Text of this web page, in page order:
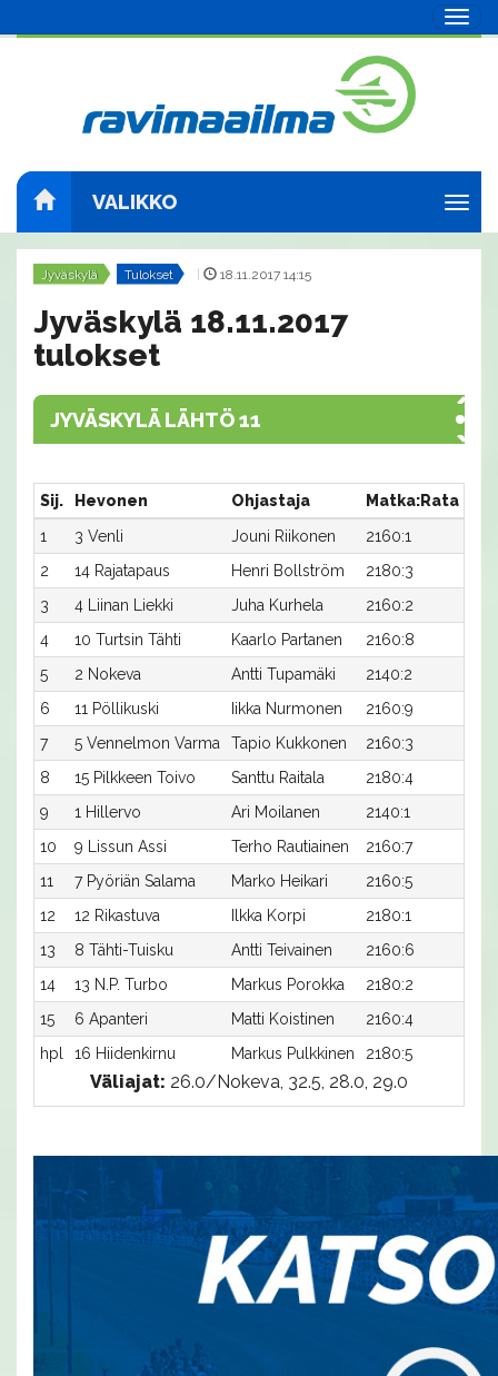
VALIKKO
Jyväskylä Tulokset 18.11.2017 14:15
Jyväskylä 18.11.2017
tulokset
JYVÄSKYLÄ LÄHTÖ 11
Sij. Hevonen Ohjastaja Matka:Rata
1
3 Venli Jouni Riikonen 2160:1
2
14 Rajatapaus Henri Bollström 2180:3
3
4 Liinan Liekki Juha Kurhela 2160:2
4
10 Turtsin Tähti Kaarlo Partanen 2160:8
5
2 Nokeva Antti Tupamäki 2140:2
6
11 Pöllikuski Iikka Nurmonen 2160:9
7
5 Vennelmon Varma Tapio Kukkonen 2160:3
8
15 Pilkkeen Toivo Santtu Raitala 2180:4
9
1 Hillervo Ari Moilanen 2140:1
10
9 Lissun Assi Terho Rautiainen 2160:7
11
7 Pyöriän Salama Marko Heikari 2160:5
12
12 Rikastuva Ilkka Korpi 2180:1
13
8 Tähti-Tuisku Antti Teivainen 2160:6
14
13 N.P. Turbo Markus Porokka 2180:2
15
6 Apanteri Matti Koistinen 2160:4
hpl
16 Hiidenkirnu Markus Pulkkinen 2180:5
Väliajat: 26.0/Nokeva, 32.5, 28.0, 29.0